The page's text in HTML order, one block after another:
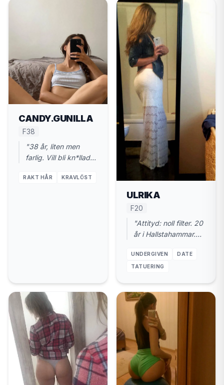
CANDY.GUNILLA
F38
"38 år, liten men
farlig. Vill bli kn*llad
Hallstahammar."
RAKT HÅR KRAVLÖST
ULRIKA
F20
"Attityd: noll filter. 20
år i Hallstahammar.
punkt."
UNDERGIVEN DATE
TATUERING